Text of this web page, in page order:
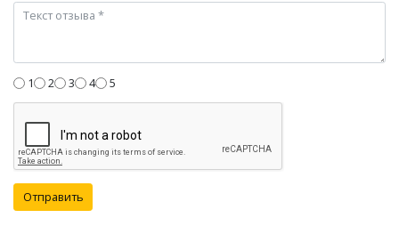
1 2 3 4 5
Отправить